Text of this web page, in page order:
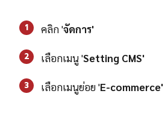
1 คลิก 'จัดการ'
2 เลือกเมนู 'Setting CMS'
3 เลือกเมนูย่อย 'E-commerce'